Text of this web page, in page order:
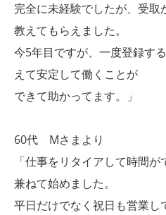
完全に未経験でしたが、受取
教えてもらえました。
今5年目ですが、一度登録す
えて安定して働くことが
できて助かってます。」
60代 Mさまより
「仕事をリタイアして時間
兼ねて始めました。
平日だけでなく祝日も営業